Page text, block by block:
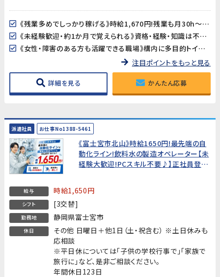
《残業多めでしっかり稼げる》時給1,670円!残業も月30h～70h程度（生産量により変動）と多めで、しっかり稼げます!
《未経験歓迎・約1か月で覚えられる》資格・経験・知識は不要。製品の外観を確認するシンプルな検査業務なので、未経験からでも約1か月でしっかり習得できます。
《女性・障害のある方も活躍できる職場》構内に多目的トイレも完備されており、どなたでも働きやすい環境が整っています。
注目ポイントをもっと見る
詳細を見る かんたん応募
派遣社員 お仕事No1388-5461
《富士宮市北山》時給1650円!最先端の自
動化ライン!飲料水の製造オペレーター【未
経験大歓迎!PCスキル不要♪】正社員登用
給与 時給1,650円
シフト [3交替]
勤務地 静岡県富士宮市
休日
その他 日曜日＋他1日（土・祝含む） ※土日休みも
応相談
※平日休については「子供の学校行事で」「家族で
旅行に」など、是非ご相談ください。
年間休日123日